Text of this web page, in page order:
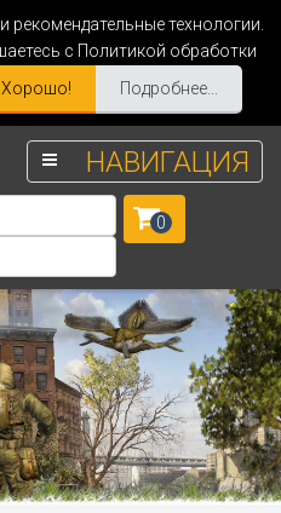
технологии.
с Политикой обработки
Хорошо! Подробнее...
НАВИГАЦИЯ
0